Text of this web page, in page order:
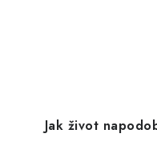
Jak život